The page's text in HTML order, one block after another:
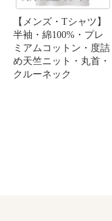
【メンズ・Tシャツ】
半袖・綿100%・プレ
ミアムコットン・度詰
め天竺ニット・丸首・
クルーネック